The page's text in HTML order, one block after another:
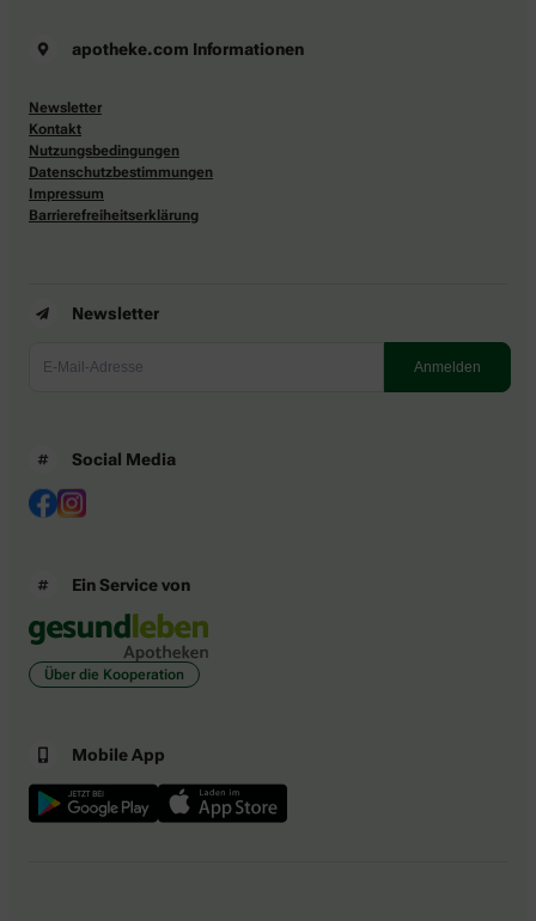
apotheke.com Informationen
Newsletter
Kontakt
Nutzungsbedingungen
Datenschutzbestimmungen
Impressum
Barrierefreiheitserklärung
Newsletter
Social Media
Ein Service von
Über die Kooperation
Mobile App